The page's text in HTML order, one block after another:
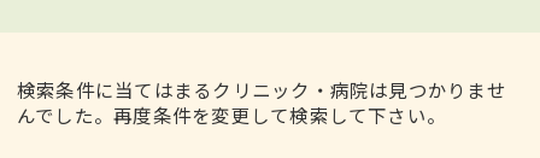
検索条件に当てはまるクリニック・病院は見つかりませ
んでした。再度条件を変更して検索して下さい。